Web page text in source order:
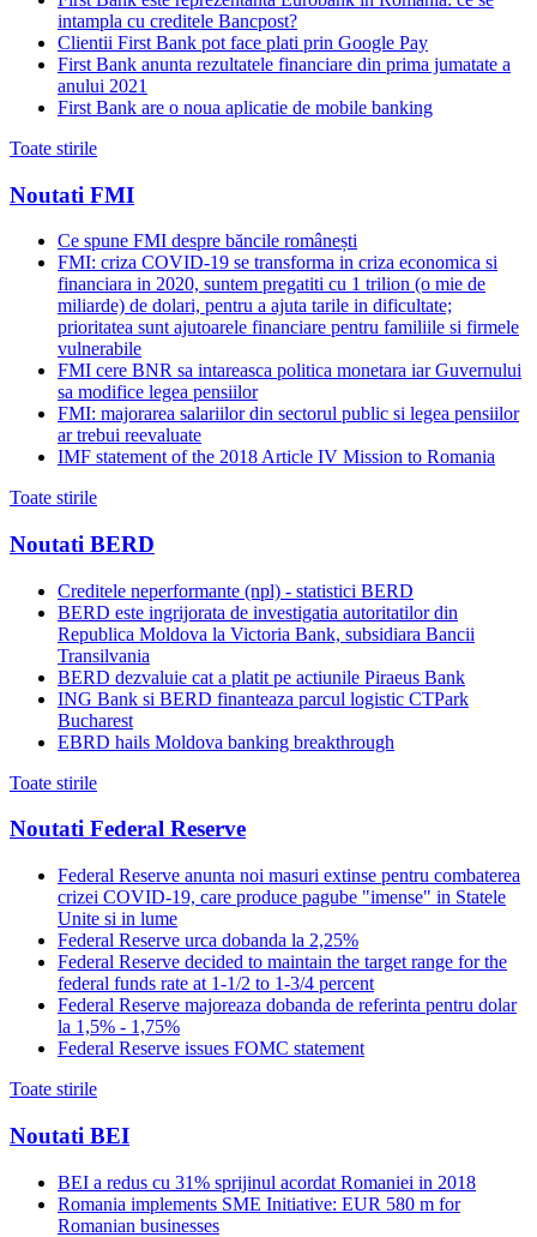
intampla cu creditele Bancpost?
Clientii First Bank pot face plati prin Google Pay
First Bank anunta rezultatele financiare din prima jumatate a
anului 2021
First Bank are o noua aplicatie de mobile banking
Toate stirile
Noutati FMI
Ce spune FMI despre băncile românești
FMI: criza COVID-19 se transforma in criza economica si
financiara in 2020, suntem pregatiti cu 1 trilion (o mie de
miliarde) de dolari, pentru a ajuta tarile in dificultate;
prioritatea sunt ajutoarele financiare pentru familiile si firmele
vulnerabile
FMI cere BNR sa intareasca politica monetara iar Guvernului
sa modifice legea pensiilor
FMI: majorarea salariilor din sectorul public si legea pensiilor
ar trebui reevaluate
IMF statement of the 2018 Article IV Mission to Romania
Toate stirile
Noutati BERD
Creditele neperformante (npl) - statistici BERD
BERD este ingrijorata de investigatia autoritatilor din
Republica Moldova la Victoria Bank, subsidiara Bancii
Transilvania
BERD dezvaluie cat a platit pe actiunile Piraeus Bank
ING Bank si BERD finanteaza parcul logistic CTPark
Bucharest
EBRD hails Moldova banking breakthrough
Toate stirile
Noutati Federal Reserve
Federal Reserve anunta noi masuri extinse pentru combaterea
crizei COVID-19, care produce pagube "imense" in Statele
Unite si in lume
Federal Reserve urca dobanda la 2,25%
Federal Reserve decided to maintain the target range for the
federal funds rate at 1-1/2 to 1-3/4 percent
Federal Reserve majoreaza dobanda de referinta pentru dolar
la 1,5% - 1,75%
Federal Reserve issues FOMC statement
Toate stirile
Noutati BEI
BEI a redus cu 31% sprijinul acordat Romaniei in 2018
Romania implements SME Initiative: EUR 580 m for
Romanian businesses